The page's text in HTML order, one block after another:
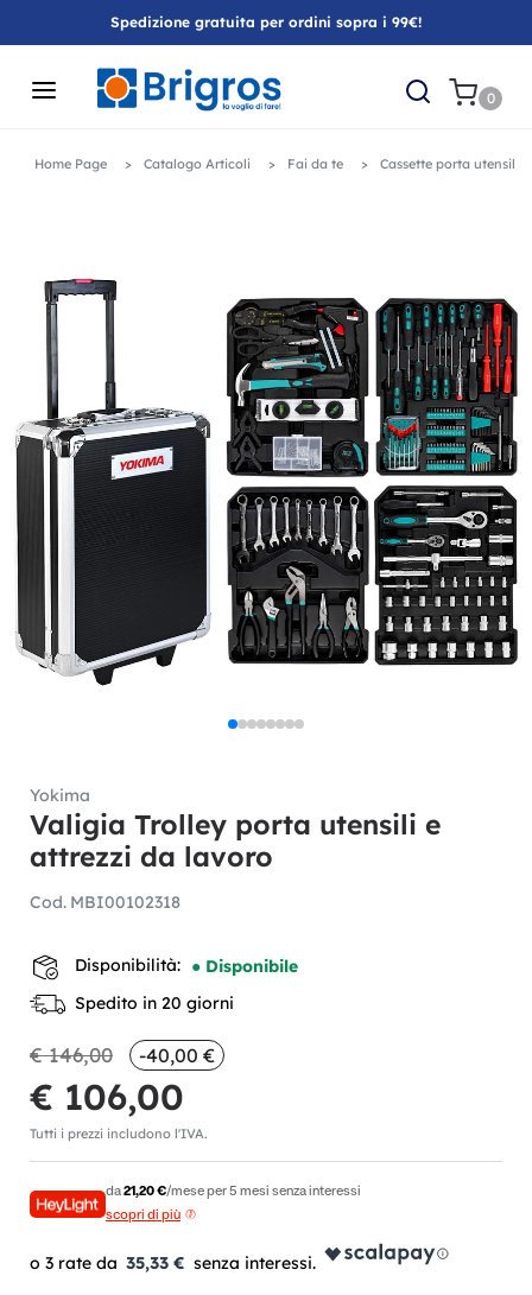
Spedizione gratuita per ordini sopra i 99€!
0
Home Page Catalogo Articoli Fai da te Cassette porta utensili
Yokima
Valigia Trolley porta utensili e
attrezzi da lavoro
Cod. MBI00102318
Disponibilità: ● Disponibile
Spedito in 20 giorni
€ 146,00 -40,00 €
€ 106,00
Tutti i prezzi includono l'IVA.
da21,20 €/mese per 5 mesi senza interessi
scopri di più
35,33 €